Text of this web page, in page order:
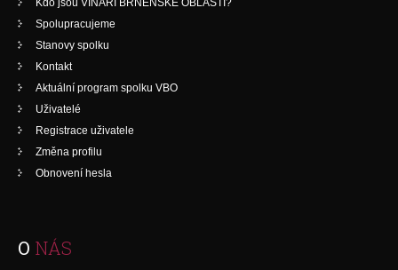
Kdo jsou VINAŘI BRNĚNSKÉ OBLASTI?
Spolupracujeme
Stanovy spolku
Kontakt
Aktuální program spolku VBO
Uživatelé
Registrace uživatele
Změna profilu
Obnovení hesla
O NÁS